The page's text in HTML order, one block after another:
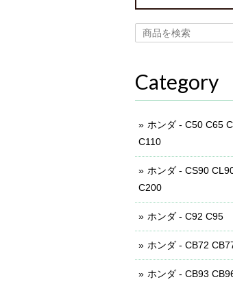
Category
ホンダ - C50 C65
C110
ホンダ - CS90
C200
ホンダ - C92 C95
ホンダ - CB72
ホンダ - CB93